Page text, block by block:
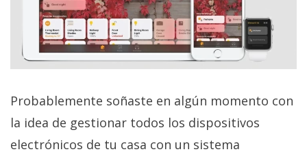
Probablemente soñaste en algún momento con
la idea de gestionar todos los dispositivos
electrónicos de tu casa con un sistema